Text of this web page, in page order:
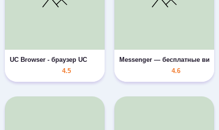
UC Browser - браузер UC
4.5
Messenger — бесплатные
4.6